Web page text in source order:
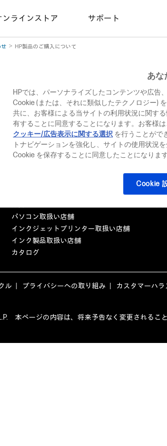
ンラインストア サポート
せ HP製品のご購入について
購入について
製品のご購入方法
パソコン取扱い店舗
インクジェットプリンター取扱い店舗
インク製品取扱い店舗
カタログ
サポート
サポート
製品保証
ル プライバシーへの取り組み カスタマーハ
本ページの内容は、将来予告なく変更されること
あな
HPでは、パーソナライズしたコンテンツや広告
Cookie (または、それに類似したテクノロジー)
共に、お客様による当サイトの利用状況に関す
有することに同意することになります。お客様
クッキー/広告表示に関する選択 を行うことがで
トナビゲーションを強化し、サイトの使用状況
Cookie を保存することに同意したことになります
Cookie